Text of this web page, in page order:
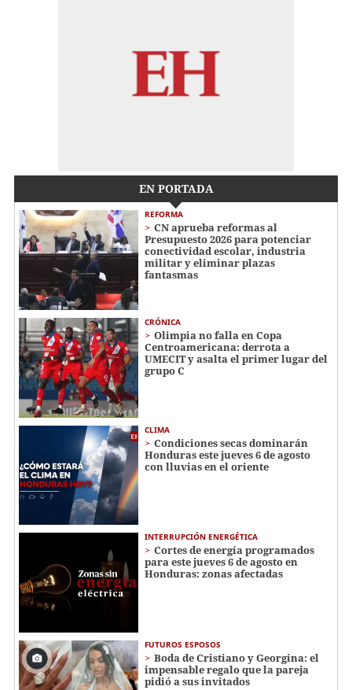
EN PORTADA
REFORMA
CN aprueba reformas al
Presupuesto 2026 para potenciar
conectividad escolar, industria
militar y eliminar plazas
fantasmas
CRÓNICA
Olimpia no falla en Copa
Centroamericana: derrota a
UMECIT y asalta el primer lugar del
grupo C
CLIMA
Condiciones secas dominarán
Honduras este jueves 6 de agosto
con lluvias en el oriente
INTERRUPCIÓN ENERGÉTICA
Cortes de energía programados
para este jueves 6 de agosto en
Honduras: zonas afectadas
FUTUROS ESPOSOS
Boda de Cristiano y Georgina: el
impensable regalo que la pareja
pidió a sus invitados